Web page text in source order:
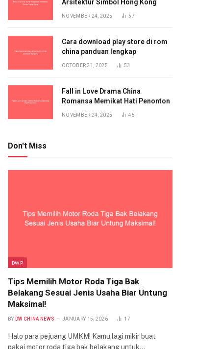
Arsitektur Simbol Hong Kong
NOVEMBER 24, 2025 57
Cara download play store di rom
china panduan lengkap
OCTOBER 21, 2025 53
Fall in Love Drama China
Romansa Memikat Hati Penonton
NOVEMBER 24, 2025 45
Don't Miss
DWP
Tips Memilih Motor Roda Tiga Bak
Belakang Sesuai Jenis Usaha Biar Untung
Maksimal!
BY DW CHINA NEWS JANUARY 15, 2026 17
Halo para pejuang UMKM! Kamu lagi mikir buat
pakai motor roda tiga bak belakang untuk…